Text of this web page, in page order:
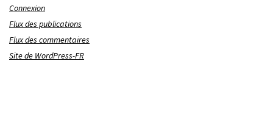
Connexion
Flux des publications
Flux des commentaires
Site de WordPress-FR